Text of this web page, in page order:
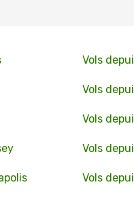
Vols
Vols
Vols
Vols
Vols